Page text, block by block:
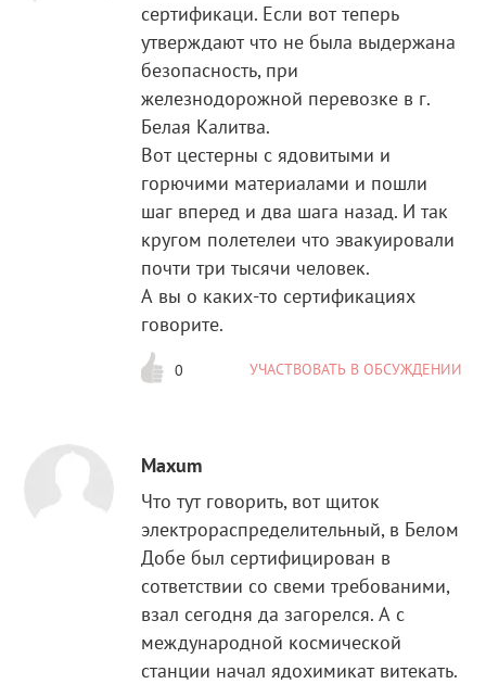
сертификаци. Если вот теперь
утверждают что не была выдержана
безопасность, при
железнодорожной перевозке в г.
Белая Калитва.
Вот цестерны с ядовитыми и
горючими материалами и пошли
шаг вперед и два шага назад. И так
кругом полетелеи что эвакуировали
почти три тысячи человек.
А вы о каких-то сертификациях
говорите.
0 УЧАСТВОВАТЬ В ОБСУЖДЕНИИ
Maxum
Что тут говорить, вот щиток
электрораспределительный, в Белом
Добе был сертифицирован в
сответствии со свеми требованими,
взал сегодня да загорелся. А с
международной космической
станции начал ядохимикат витекать.